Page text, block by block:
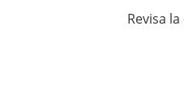
Revisa